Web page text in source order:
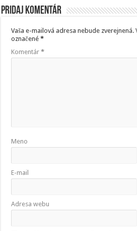
Pridaj komentár
Vaša e-mailová adresa nebude zverejnená.
označené*
Komentár*
Meno
E-mail
Adresa webu